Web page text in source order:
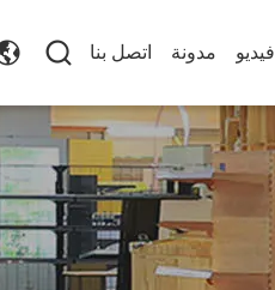
فيديو مدونة اتصل بنا